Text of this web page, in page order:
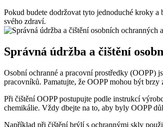
Pokud budete dodržovat tyto jednoduché kroky
svého zdraví.
Správná údržba a čištění
Osobní ochranné a pracovní prostředky (OOPP)
pracovníků. Pamatujte, že OOPP mohou být
Při čištění OOPP postupujte podle instrukcí
chemikálie. Vždy dbejte na to, aby byly OOPP
Například při čištění brýlí s ochrannými skly